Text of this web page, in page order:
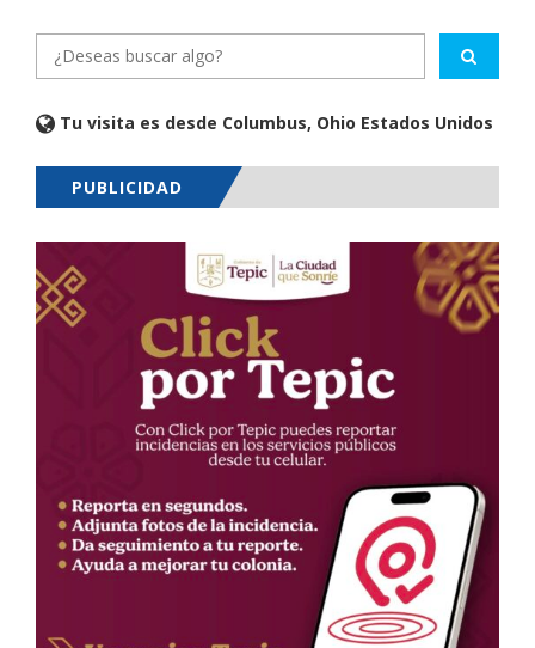
Tu visita es desde Columbus, Ohio Estados Unidos
PUBLICIDAD